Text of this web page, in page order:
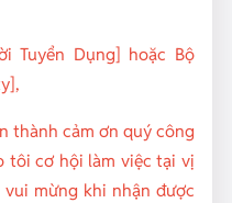
Tuyển Dụng] hoặc Bộ
thành cảm ơn quý công
cơ hội làm việc tại vị
mừng khi nhận được